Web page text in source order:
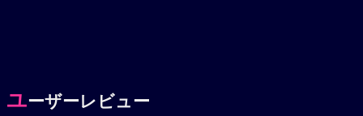
ユーザーレビュー